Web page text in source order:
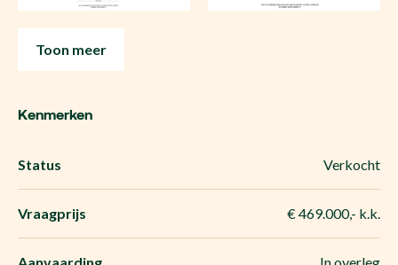
Toon meer
Kenmerken
Status Verkocht
Vraagprijs € 469.000,- k.k.